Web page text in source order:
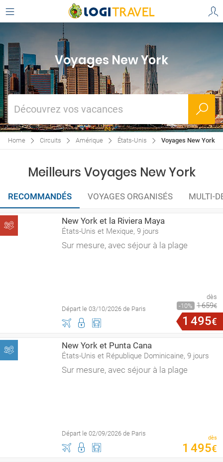
Voyages New York
Découvrez vos vacances
Home Circuits Amérique États-Unis Voyages New York
Meilleurs Voyages New York
RECOMMANDÉS VOYAGES ORGANISÉS MULTI-
New York et la Riviera Maya
États-Unis et Mexique, 9 jours
Sur mesure, avec séjour à la plage
Départ le 03/10/2026 de Paris
dès
10
1659€
1 495€
New York et Punta Cana
États-Unis et République Dominicaine, 9 jours
Sur mesure, avec séjour à la plage
Départ le 02/09/2026 de Paris
dès
1 495€